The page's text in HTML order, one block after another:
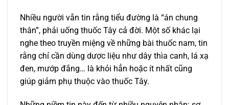
Nhiều người vẫn tin rằng tiểu đường là “án chung
thân”, phải uống thuốc Tây cả đời. Một số khác lại
nghe theo truyền miệng về những bài thuốc nam, tin
rằng chỉ cần dùng dược liệu như dây thìa canh, lá xạ
đen, mướp đắng… là khỏi hẳn hoặc ít nhất cũng
giúp giảm phụ thuộc vào thuốc Tây.